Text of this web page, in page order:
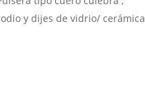
y dijes de vidrio/ cerámica